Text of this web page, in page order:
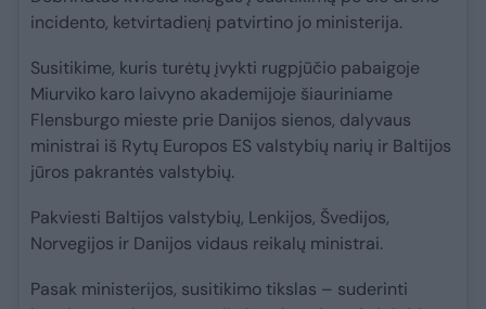
incidento, ketvirtadienį patvirtino jo ministerija.
Susitikime, kuris turėtų įvykti rugpjūčio pabaigoje
Miurviko karo laivyno akademijoje šiauriniame
Flensburgo mieste prie Danijos sienos, dalyvaus
ministrai iš Rytų Europos ES valstybių narių ir Baltijos
jūros pakrantės valstybių.
Pakviesti Baltijos valstybių, Lenkijos, Švedijos,
Norvegijos ir Danijos vidaus reikalų ministrai.
Pasak ministerijos, susitikimo tikslas – suderinti